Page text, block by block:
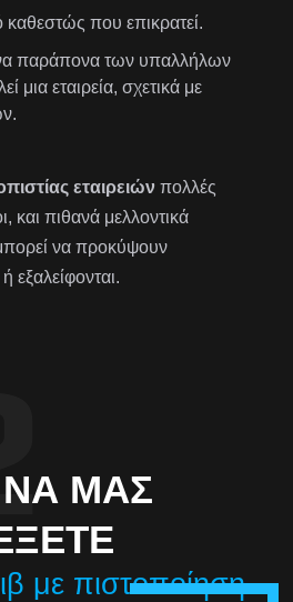
καθεστώς που επικρατεί.
παράπονα των υπαλλήλων
μια εταιρεία, σχετικά με
εταιρειών πολλές
και πιθανά μελλοντικά
να προκύψουν
εξαλείφονται.
ΝΑ ΜΑΣ
με πιστοποίηση